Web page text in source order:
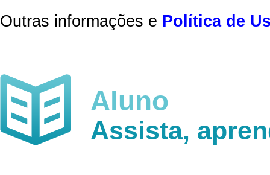
Outras informações e Política de
Aluno
Assista,